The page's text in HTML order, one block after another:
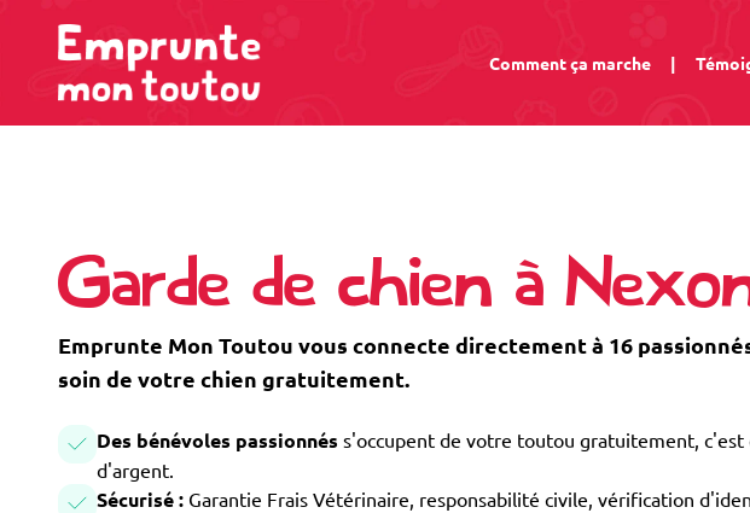
Comment ça marche |
Garde de chien à
Emprunte Mon Toutou vous connecte directement à 16
soin de votre chien gratuitement.
Des bénévoles passionnés s'occupent de votre toutou gratuitement, c'est
d'argent.
Sécurisé : Garantie Frais Vétérinaire, responsabilité civile, vérification